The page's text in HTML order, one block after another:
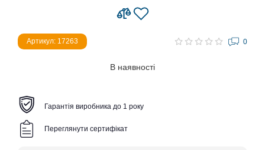
Артикул: 17263 0
В наявності
Гарантія виробника до 1 року
Переглянути сертифікат